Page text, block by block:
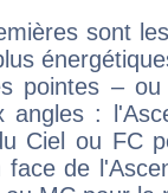
sont
pointes –
angles :
Ciel ou FC
face de